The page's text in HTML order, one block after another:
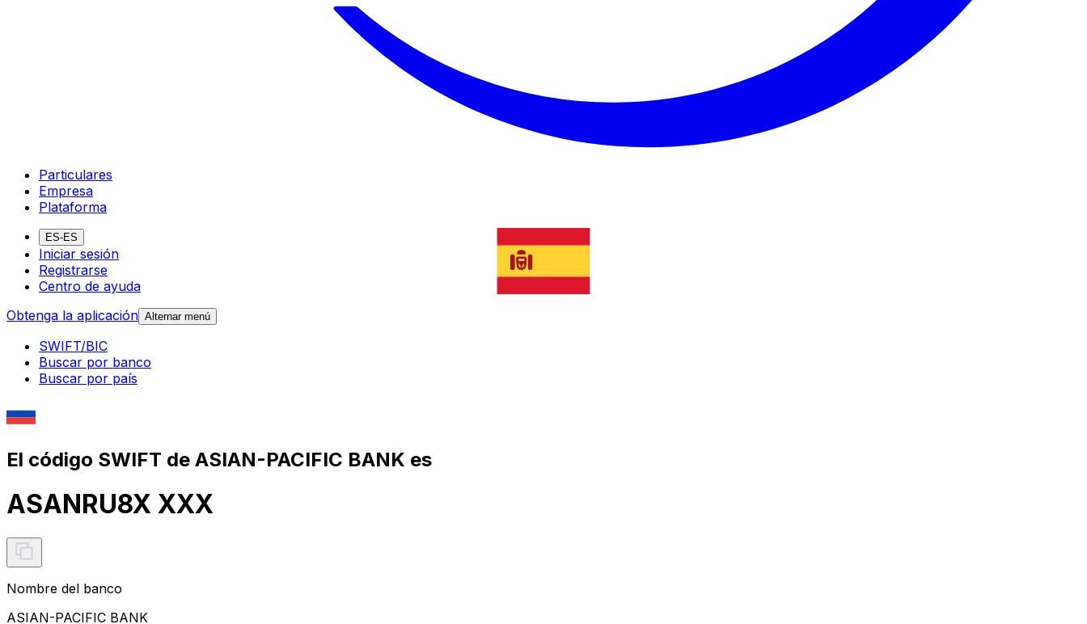
Particulares
Empresa
Plataforma
ES-ES
Iniciar sesión
Registrarse
Centro de ayuda
Obtenga la aplicación Alternar menú
SWIFT/BIC
Buscar por banco
Buscar por país
El código SWIFT de ASIAN-PACIFIC BANK es
ASANRU8X XXX
Nombre del banco
ASIAN-PACIFIC BANK